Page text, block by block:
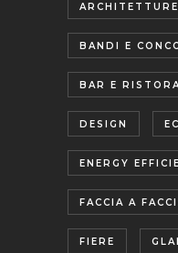
BANDI E
BAR E
DESIGN
ENERGY
FACCIA A
FIERE